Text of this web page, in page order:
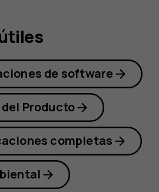
de software
Producto
completas